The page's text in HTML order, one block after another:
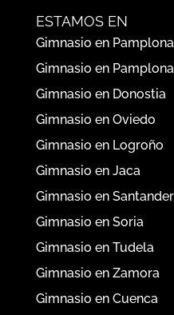
ESTAMOS EN
Gimnasio en Pamplona
Gimnasio en
Gimnasio en Donostia
Gimnasio en Oviedo
Gimnasio en Logroño
Gimnasio en Jaca
Gimnasio en Santander
Gimnasio en Soria
Gimnasio en Tudela
Gimnasio en Zamora
Gimnasio en Cuenca